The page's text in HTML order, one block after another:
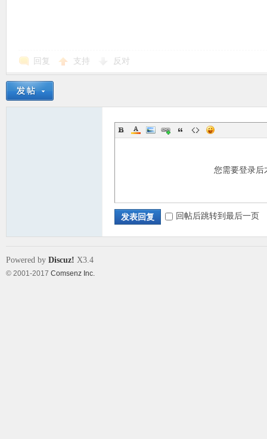
回复 支持 反对
您需要登录
发表回复 回帖后跳转到最后一页
Powered by Discuz! X3.4
© 2001-2017 Comsenz Inc.